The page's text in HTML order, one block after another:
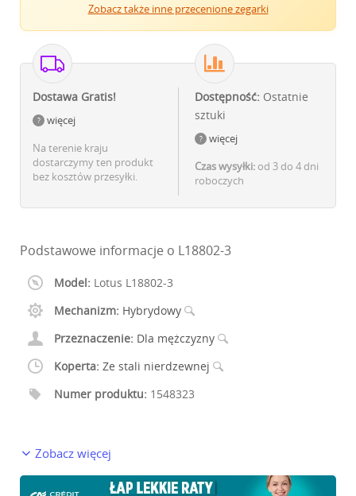
Zobacz także inne przecenione zegarki
Dostawa Gratis!
więcej
Na terenie kraju
dostarczymy ten produkt
bez kosztów przesyłki.
Dostępność: Ostatnie
sztuki
więcej
Czas wysyłki: od 3 do 4 dni
roboczych
Podstawowe informacje o L18802-3
Model: Lotus L18802-3
Mechanizm: Hybrydowy
Przeznaczenie: Dla mężczyzny
Koperta: Ze stali nierdzewnej
Numer produktu: 1548323
Zobacz więcej